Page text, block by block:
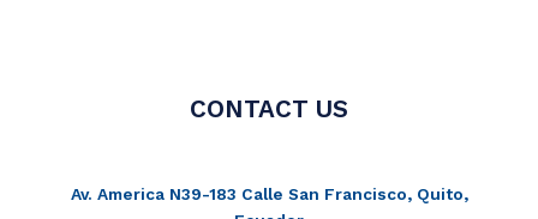
CONTACT US
Av. America N39-183 Calle San Francisco, Quito,